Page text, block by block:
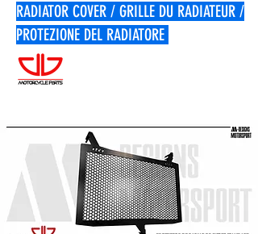
RADIATOR COVER / GRILLE DU RADIATEUR /
PROTEZIONE DEL RADIATORE